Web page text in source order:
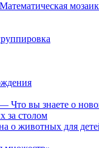
Математическая
вы знаете о
за столом
о животных для